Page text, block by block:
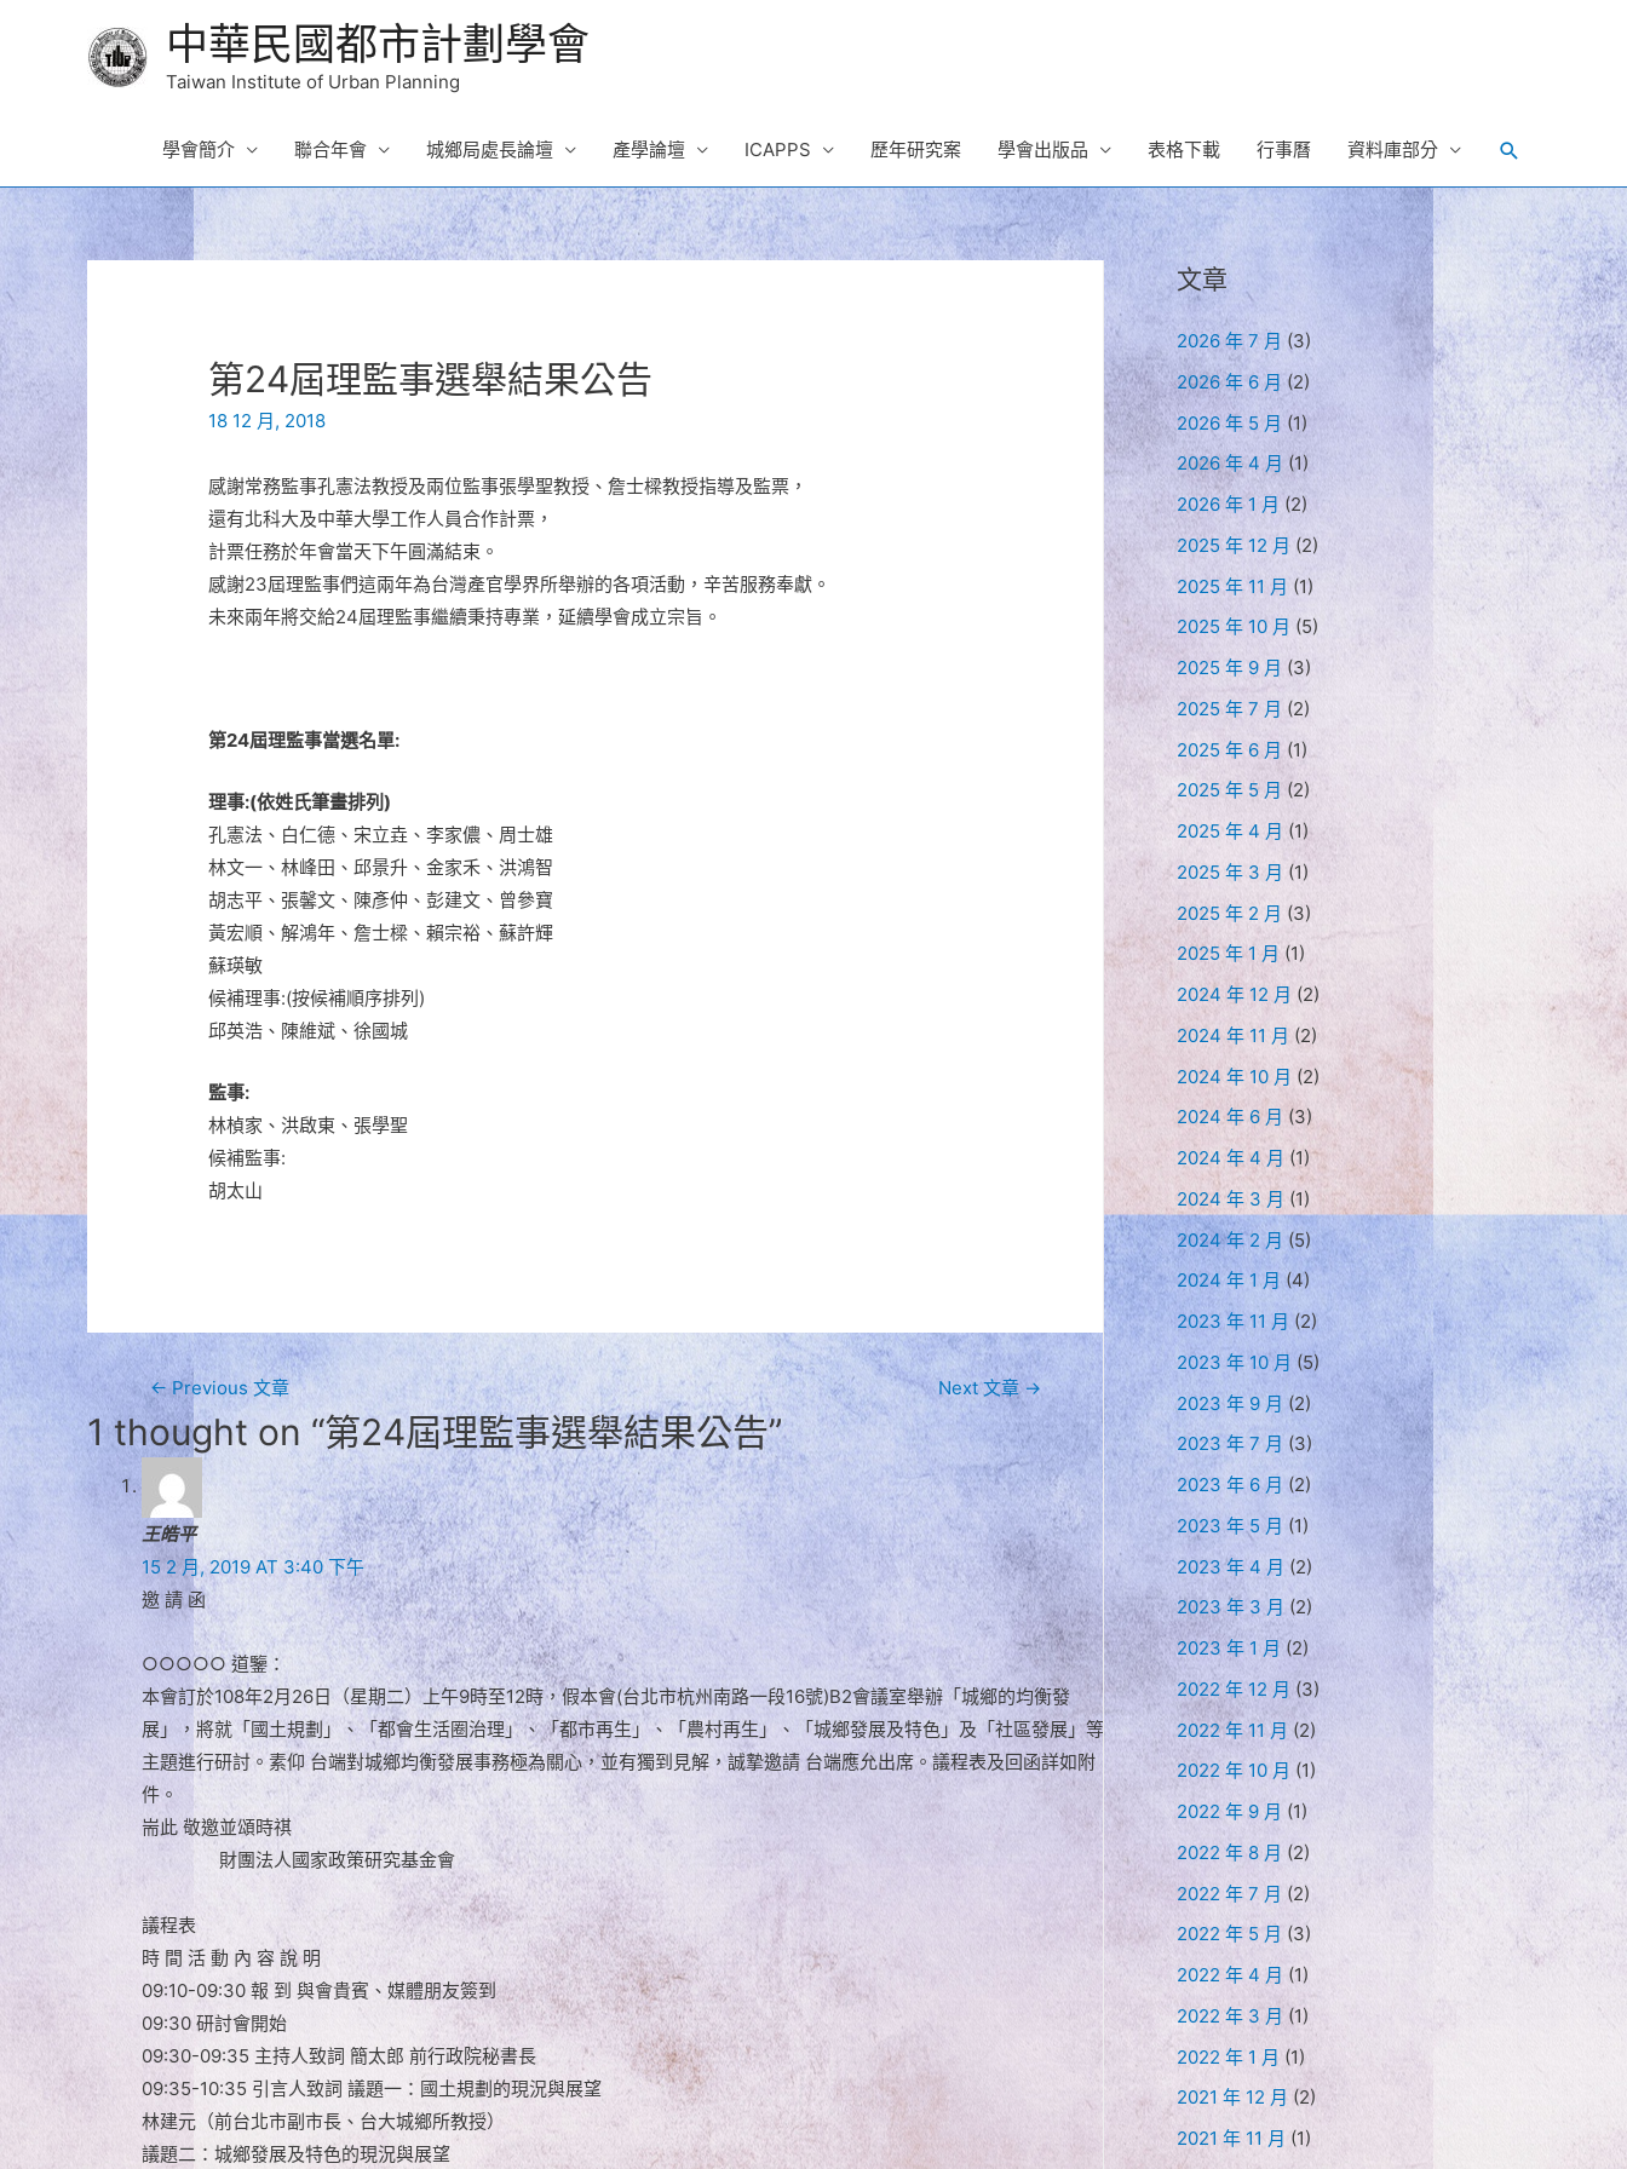
中華民國都市計劃學會
Taiwan Institute of Urban Planning
學會簡介 聯合年會 城鄉局處長論壇 產學論壇 ICAPPS 歷年研究案 學會出版品 表格下載 行事曆 資料庫部分 Search
第24屆理監事選舉結果公告
18 12 月, 2018
感謝常務監事孔憲法教授及兩位監事張學聖教授、詹士樑教授指導及監票，
還有北科大及中華大學工作人員合作計票，
計票任務於年會當天下午圓滿結束。
感謝23屆理監事們這兩年為台灣產官學界所舉辦的各項活動，辛苦服務奉獻。
未來兩年將交給24屆理監事繼續秉持專業，延續學會成立宗旨。
第24屆理監事當選名單:
理事:(依姓氏筆畫排列)
孔憲法、白仁德、宋立垚、李家儂、周士雄
林文一、林峰田、邱景升、金家禾、洪鴻智
胡志平、張馨文、陳彥仲、彭建文、曾參寶
黃宏順、解鴻年、詹士樑、賴宗裕、蘇許輝
蘇瑛敏
候補理事:(按候補順序排列)
邱英浩、陳維斌、徐國城
監事:
林楨家、洪啟東、張學聖
候補監事:
胡太山
文
章
導
覽
←Previous 文章 Next 文章→
1 thought on “第24屆理監事選舉結果公告”
王皓平
15 2 月, 2019 AT 3:40 下午
邀 請 函
○○○○○ 道鑒：
本會訂於108年2月26日（星期二）上午9時至12時，假本會(台北市杭州南路一段16號)B2會議室舉辦「城鄉的均衡發
展」，將就「國土規劃」、「都會生活圈治理」、「都市再生」、「農村再生」、「城鄉發展及特色」及「社區發展」等
主題進行研討。素仰 台端對城鄉均衡發展事務極為關心，並有獨到見解，誠摯邀請 台端應允出席。議程表及回函詳如附
件。
耑此 敬邀並頌時祺
財團法人國家政策研究基金會
議程表
時 間 活 動 內 容 說 明
09:10-09:30 報 到 與會貴賓、媒體朋友簽到
09:30 研討會開始
09:30-09:35 主持人致詞 簡太郎 前行政院秘書長
09:35-10:35 引言人致詞 議題一：國土規劃的現況與展望
林建元（前台北市副市長、台大城鄉所教授）
議題二：城鄉發展及特色的現況與展望
文章
2026 年 7 月 (3)
2026 年 6 月 (2)
2026 年 5 月 (1)
2026 年 4 月 (1)
2026 年 1 月 (2)
2025 年 12 月 (2)
2025 年 11 月 (1)
2025 年 10 月 (5)
2025 年 9 月 (3)
2025 年 7 月 (2)
2025 年 6 月 (1)
2025 年 5 月 (2)
2025 年 4 月 (1)
2025 年 3 月 (1)
2025 年 2 月 (3)
2025 年 1 月(1)
2024 年 12 月 (2)
2024 年 11 月 (2)
2024 年 10 月 (2)
2024 年 6 月 (3)
2024 年 4 月 (1)
2024 年 3 月 (1)
2024 年 2 月 (5)
2024 年 1 月 (4)
2023 年 11 月 (2)
2023 年 10 月 (5)
2023 年 9 月 (2)
2023 年 7 月 (3)
2023 年 6 月 (2)
2023 年 5 月 (1)
2023 年 4 月 (2)
2023 年 3 月(2)
2023 年 1 月 (2)
2022 年 12 月(3)
2022 年 11 月 (2)
2022 年 10 月 (1)
2022 年 9 月 (1)
2022 年 8 月 (2)
2022 年 7 月 (2)
2022 年 5 月 (3)
2022 年 4 月 (1)
2022 年 3 月 (1)
2022 年 1 月 (1)
2021 年 12 月 (2)
2021 年 11 月 (1)